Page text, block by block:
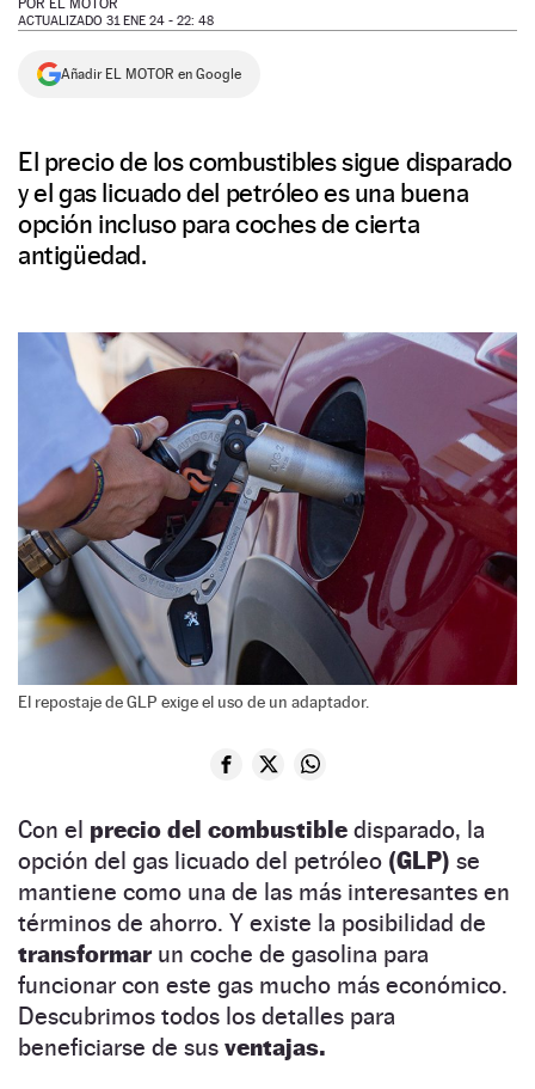
NEWSLETTER
POR EL MOTOR
ACTUALIZADO 31 ENE 24 - 22: 48
Añadir EL MOTOR en Google
El precio de los combustibles sigue disparado
y el gas licuado del petróleo es una buena
opción incluso para coches de cierta
antigüedad.
El repostaje de GLP exige el uso de un adaptador.
Con el precio del combustible disparado, la
opción del gas licuado del petróleo (GLP) se
mantiene como una de las más interesantes en
términos de ahorro. Y existe la posibilidad de
transformar un coche de gasolina para
funcionar con este gas mucho más económico.
Descubrimos todos los detalles para
beneficiarse de sus ventajas.